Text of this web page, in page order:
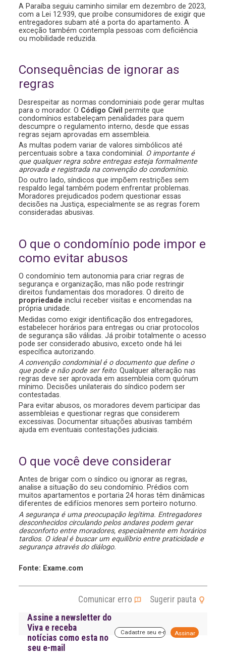
A Paraíba seguiu caminho similar em dezembro de 2023,
com a Lei 12.939, que proíbe consumidores de exigir que
entregadores subam até a porta do apartamento. A
exceção também contempla pessoas com deficiência
ou mobilidade reduzida.
Consequências de ignorar as
regras
Desrespeitar as normas condominiais pode gerar multas
para o morador. O Código Civil permite que
condomínios estabeleçam penalidades para quem
descumpre o regulamento interno, desde que essas
regras sejam aprovadas em assembleia.
As multas podem variar de valores simbólicos até
percentuais sobre a taxa condominial. O importante é
que qualquer regra sobre entregas esteja formalmente
aprovada e registrada na convenção do condomínio.
Do outro lado, síndicos que impõem restrições sem
respaldo legal também podem enfrentar problemas.
Moradores prejudicados podem questionar essas
decisões na Justiça, especialmente se as regras forem
consideradas abusivas.
O que o condomínio pode impor e
como evitar abusos
O condomínio tem autonomia para criar regras de
segurança e organização, mas não pode restringir
direitos fundamentais dos moradores. O direito de
propriedade inclui receber visitas e encomendas na
própria unidade.
Medidas como exigir identificação dos entregadores,
estabelecer horários para entregas ou criar protocolos
de segurança são válidas. Já proibir totalmente o acesso
pode ser considerado abusivo, exceto onde há lei
específica autorizando.
A convenção condominial é o documento que define o
que pode e não pode ser feito. Qualquer alteração nas
regras deve ser aprovada em assembleia com quórum
mínimo. Decisões unilaterais do síndico podem ser
contestadas.
Para evitar abusos, os moradores devem participar das
assembleias e questionar regras que considerem
excessivas. Documentar situações abusivas também
ajuda em eventuais contestações judiciais.
O que você deve considerar
Antes de brigar com o síndico ou ignorar as regras,
analise a situação do seu condomínio. Prédios com
muitos apartamentos e portaria 24 horas têm dinâmicas
diferentes de edifícios menores sem porteiro noturno.
A segurança é uma preocupação legítima. Entregadores
desconhecidos circulando pelos andares podem gerar
desconforto entre moradores, especialmente em horários
tardios. O ideal é buscar um equilíbrio entre praticidade e
segurança através do diálogo.
Fonte: Exame.com
Comunicar erro
Sugerir pauta
Assine a newsletter do
Viva e receba
notícias como esta no
seu e-mail